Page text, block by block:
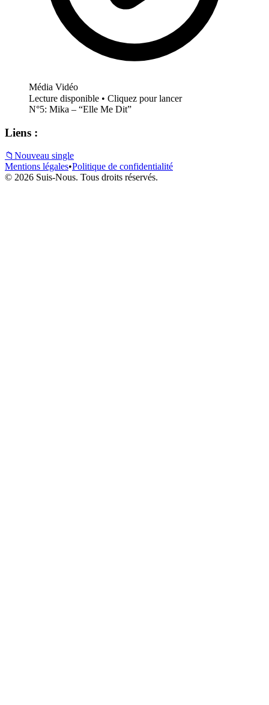
Média Vidéo
Lecture disponible • Cliquez pour lancer
N°5: Mika – “Elle Me Dit”
Liens :
📁 Nouveau single
Mentions légales•Politique de confidentialité
© 2026 Suis-Nous. Tous droits réservés.